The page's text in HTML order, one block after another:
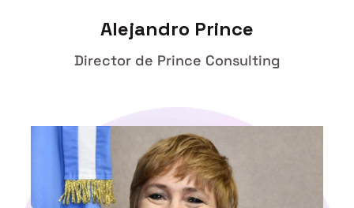
Alejandro Prince
Director de Prince Consulting